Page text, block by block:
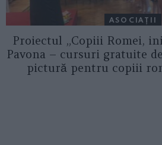
ASOCIAŢII
Proiectul „Copiii Romei,
Pavona – cursuri gratuite
pictură pentru copiii